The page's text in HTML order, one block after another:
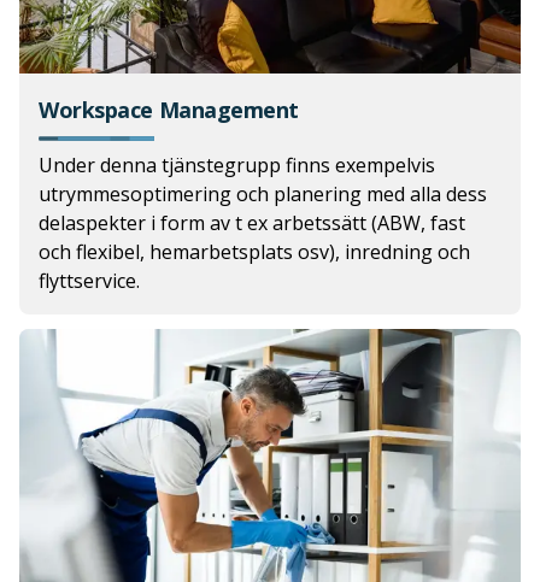
Workspace Management
Under denna tjänstegrupp finns exempelvis
utrymmesoptimering och planering med alla dess
delaspekter i form av t ex arbetssätt (ABW, fast
och flexibel, hemarbetsplats osv), inredning och
flyttservice.